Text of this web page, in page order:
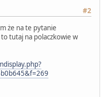
#2
że na te pytanie
tutaj na polaczkowie w